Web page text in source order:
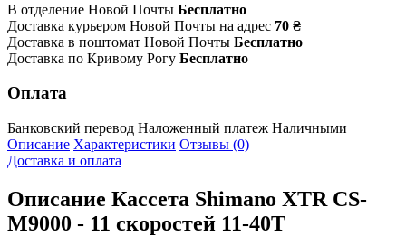
В отделение Новой Почты Бесплатно
Доставка курьером Новой Почты на адрес 70 ₴
Доставка в поштомат Новой Почты Бесплатно
Доставка по Кривому Рогу Бесплатно
Оплата
Банковский перевод Наложенный платеж Наличными
Описание Характеристики Отзывы (0)
Доставка и оплата
Описание Кассета Shimano XTR CS-
M9000 - 11 скоростей 11-40Т